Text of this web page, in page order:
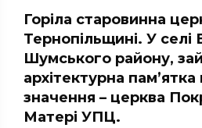
Горіла старовинна
Тернопільщині. У селі
Шумського району,
архітектурна
значення – церква
Матері УПЦ.